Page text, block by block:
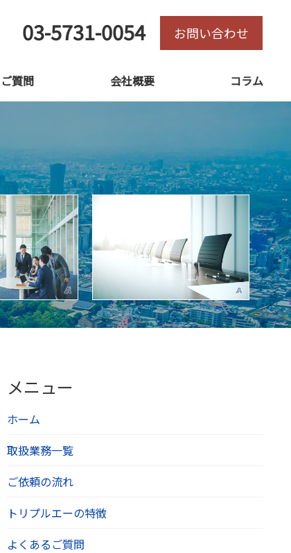
03-5731-0054 お問い合わせ
質問 会社概要 コラム
メニュー
ホーム
取扱業務一覧
ご依頼の流れ
トリプルエーの特徴
よくあるご質問